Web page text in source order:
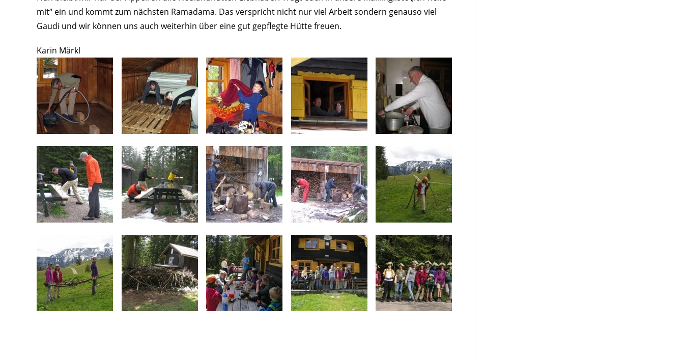
mit“ ein und kommt zum nächsten Ramadama. Das verspricht nicht nur viel Arbeit sondern genauso viel
Gaudi und wir können uns auch weiterhin über eine gut gepflegte Hütte freuen.
Karin Märkl